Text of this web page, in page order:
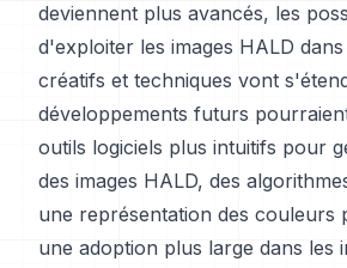
deviennent plus avancés, les
d'exploiter les images HALD
créatifs et techniques vont
développements futurs
outils logiciels plus intuitifs pour
des images HALD, des
une représentation des couleurs
une adoption plus large dans les